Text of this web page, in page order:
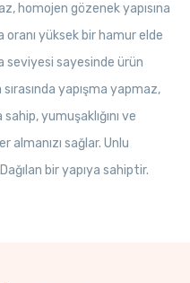
homojen gözenek yapısına
yüksek bir hamur elde
seviyesi sayesinde ürün
yapışma yapmaz,
yumuşaklığını ve
almanızı sağlar. Unlu
bir yapıya sahiptir.